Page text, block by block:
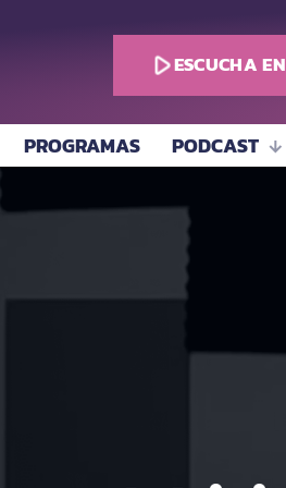
play_arrowESCUCHA
PROGRAMAS PODCAST